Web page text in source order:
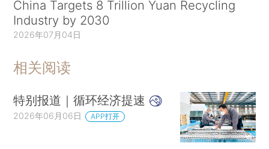
China Targets 8 Trillion Yuan Recycling
Industry by 2030
2026年07月04日
相关阅读
特别报道｜循环经济提速
2026年06月06日 APP打开